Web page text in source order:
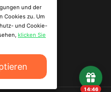
und der
Cookies zu. Um
und Cookie-
klicken Sie
14:45